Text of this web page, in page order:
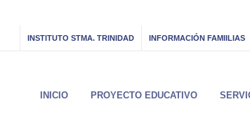
INSTITUTO STMA. TRINIDAD INFORMACIÓN FAMIILIAS
INICIO PROYECTO EDUCATIVO